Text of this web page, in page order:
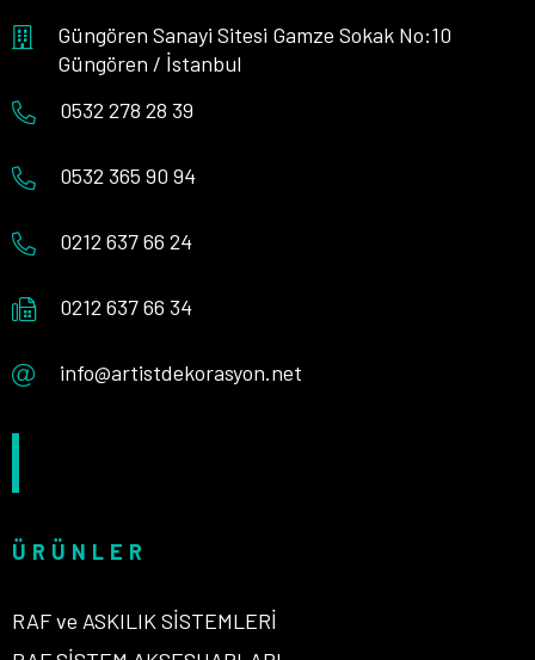
Güngören Sanayi Sitesi Gamze Sokak No:10
Güngören / İstanbul
0532 278 28 39
0532 365 90 94
0212 637 66 24
0212 637 66 34
info@artistdekorasyon.net
ÜRÜNLER
RAF ve ASKILIK SİSTEMLERİ